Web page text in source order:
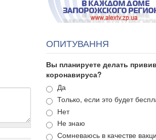
ОПИТУВАННЯ
Вы планируете делать
коронавируса?
Варианты
Да
Только, если это будет
Нет
Не знаю
Сомневаюсь в качестве